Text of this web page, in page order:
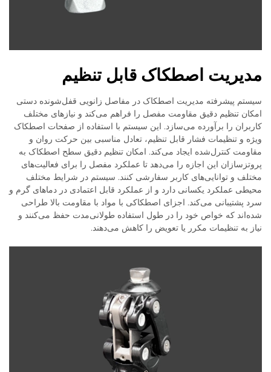
مدیریت اصطکاک قابل تنظیم
سیستم پیشرفته مدیریت اصطکاک در مفاصل زانویی قفل‌شونده دستی
امکان تنظیم دقیق مقاومت مفصل را فراهم می‌کند و نیازهای مختلف
کاربران را برآورده می‌سازد. این سیستم با استفاده از صفحات اصطکاک
ویژه و تنظیمات فشار قابل تنظیم، تعادل مناسبی بین حرکت روان و
مقاومت کنترل‌شده ایجاد می‌کند. امکان تنظیم دقیق سطح اصطکاک به
پروتزسازان این اجازه را می‌دهد تا عملکرد مفصل را برای فعالیت‌های
مختلف و توانایی‌های کاربر سفارشی کنند. سیستم در شرایط مختلف
محیطی عملکرد یکسانی دارد و از عملکرد قابل اعتمادی در دماهای گرم و
سرد پشتیبانی می‌کند. اجزای اصطکاکی با مواد با مقاومت بالا طراحی
شده‌اند که خواص خود را در طول استفاده طولانی‌مدت حفظ می‌کنند و
نیاز به تنظیمات مکرر یا تعویض را کاهش می‌دهند.